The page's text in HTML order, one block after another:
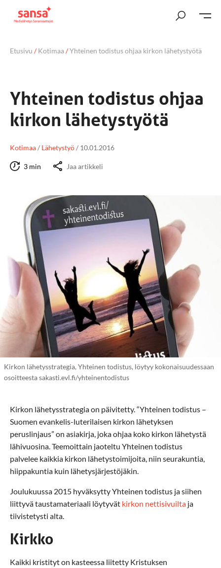
Etusivu /Kotimaa/Yhteinen todistus ohjaa kirkon lähetystyötä
Yhteinen todistus ohjaa
kirkon lähetystyötä
Kotimaa/ Lähetystyö/ 10.01.2016
3 min Jaa artikkeli
Kirkon lähetysstrategia, Yhteinen todistus, löytyy kokonaisuudessaan
osoitteesta sakasti.evl.fi/yhteinentodistus
Kirkon lähetysstrategia on päivitetty. “Yhteinen todistus –
Suomen evankelis-luterilaisen kirkon lähetyksen
peruslinjaus” on asiakirja, joka ohjaa koko kirkon lähetystä
lähivuosina. Teemoittain jaoteltu Yhteinen todistus
palvelee kaikkia kirkon lähetystoimijoita, niin seurakuntia,
hiippakuntia kuin lähetysjärjestöjäkin.
Joulukuussa 2015 hyväksytty Yhteinen todistus ja siihen
liittyvä taustamateriaali löytyvät kirkon nettisivuilta ja
tiivistetysti alta.
Kirkko
Kaikki kristityt on kasteessa liitetty Kristuksen